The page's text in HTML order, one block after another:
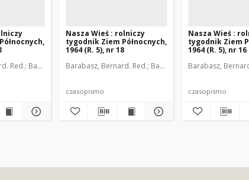
Julian. Red. Halkiewicz, Zbigniew. Red. Jędrzejewski, Leonard. Red.
Red. Barzdo, Witold. Red. Dobrzański, Julian. Red. Halkiewicz,
Nasza Wieś : rolniczy
tygodnik Ziem Północnych,
1964 (R. 5), nr 18
Barabasz, Bernard. Red. Barzdo, Witold. Red.
czasopismo
Nasza Wieś :
tygodnik Ziem
1964 (R. 5), nr 16
Barabasz,
czasopismo